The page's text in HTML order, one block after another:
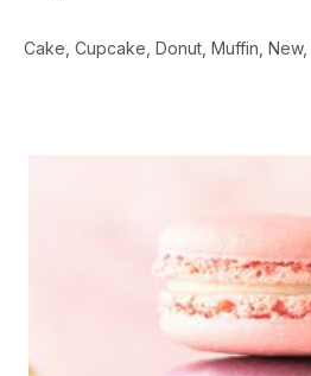
Cake Cupcake Donut Muffin New